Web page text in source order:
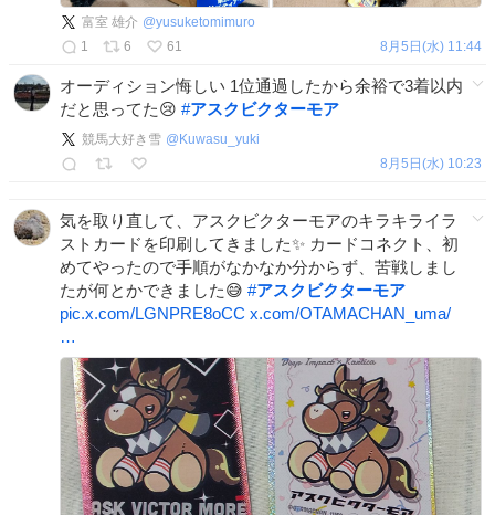
富室 雄介 @yusuketomimuro
1
6 61 8月5日(水) 11:44
オーディション悔しい 1位通過したから余裕で3着以内
だと思ってた😢 #アスクビクターモア
競馬大好き雪 @ Kuwasu_yuki
8月5日(水) 10:23
気を取り直して、アスクビクターモアのキラキライラ
ストカードを印刷してきました✨ カードコネクト、初
めてやったので手順がなかなか分からず、苦戦しまし
たが何とかできました😅 #アスクビクターモア
pic.x.com/LGNPRE8oCC x.com/OTAMACHAN_uma/
…